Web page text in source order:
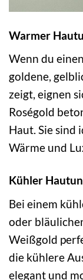
Warmer
Wenn du
goldene,
zeigt, eignen
Roségold
Haut. Sie sind
Wärme und
Kühler
Bei einem
oder
Weißgold
die kühlere
elegant und